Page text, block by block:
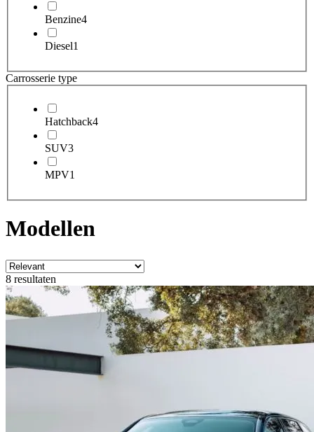
Benzine4
Diesel1
Carrosserie type
Hatchback4
SUV3
MPV1
Modellen
8 resultaten